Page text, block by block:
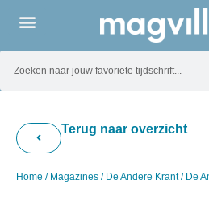
Terug naar overzicht
Home / Magazines / De Andere Krant/ De